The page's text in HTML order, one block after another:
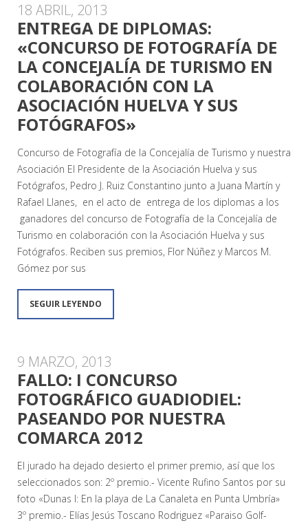
18 ABRIL, 2013
ENTREGA DE DIPLOMAS:
«CONCURSO DE FOTOGRAFÍA DE
LA CONCEJALÍA DE TURISMO EN
COLABORACIÓN CON LA
ASOCIACIÓN HUELVA Y SUS
FOTÓGRAFOS»
Concurso de Fotografía de la Concejalía de Turismo y nuestra
Asociación El Presidente de la Asociación Huelva y sus
Fotógrafos, Pedro J. Ruiz Constantino junto a Juana Martín y
Rafael Llanes, en el acto de entrega de los diplomas a los
ganadores del concurso de Fotografía de la Concejalía de
Turismo en colaboración con la Asociación Huelva y sus
Fotógrafos. Reciben sus premios, Flor Núñez y Marcos M.
Gómez por sus
SEGUIR LEYENDO
9 MARZO, 2013
FALLO: I CONCURSO
FOTOGRÁFICO GUADIODIEL:
PASEANDO POR NUESTRA
COMARCA 2012
El jurado ha dejado desierto el primer premio, así que los
seleccionados son: 2º premio.- Vicente Rufino Santos por su
foto «Dunas I: En la playa de La Canaleta en Punta Umbría»
3º premio.- Elías Jesús Toscano Rodriguez «Paraiso Golf-